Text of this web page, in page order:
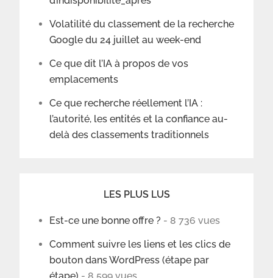
Volatilité du classement de la recherche
Google du 24 juillet au week-end
Ce que dit l’IA à propos de vos
emplacements
Ce que recherche réellement l’IA :
l’autorité, les entités et la confiance au-
delà des classements traditionnels
LES PLUS LUS
Est-ce une bonne offre ? - 8 736 vues
Comment suivre les liens et les clics de
bouton dans WordPress (étape par